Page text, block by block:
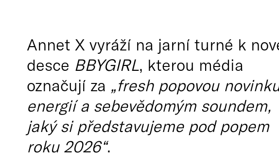
Annet X vyráží na jarní turné k
desce BBYGIRL, kterou média
označují za „fresh popovou
energií a sebevědomým soundem,
jaký si představujeme pod popem
roku 2026“.